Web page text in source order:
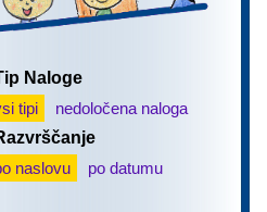
Naloge
tipi
nedoločena naloga
naslovu
po datumu